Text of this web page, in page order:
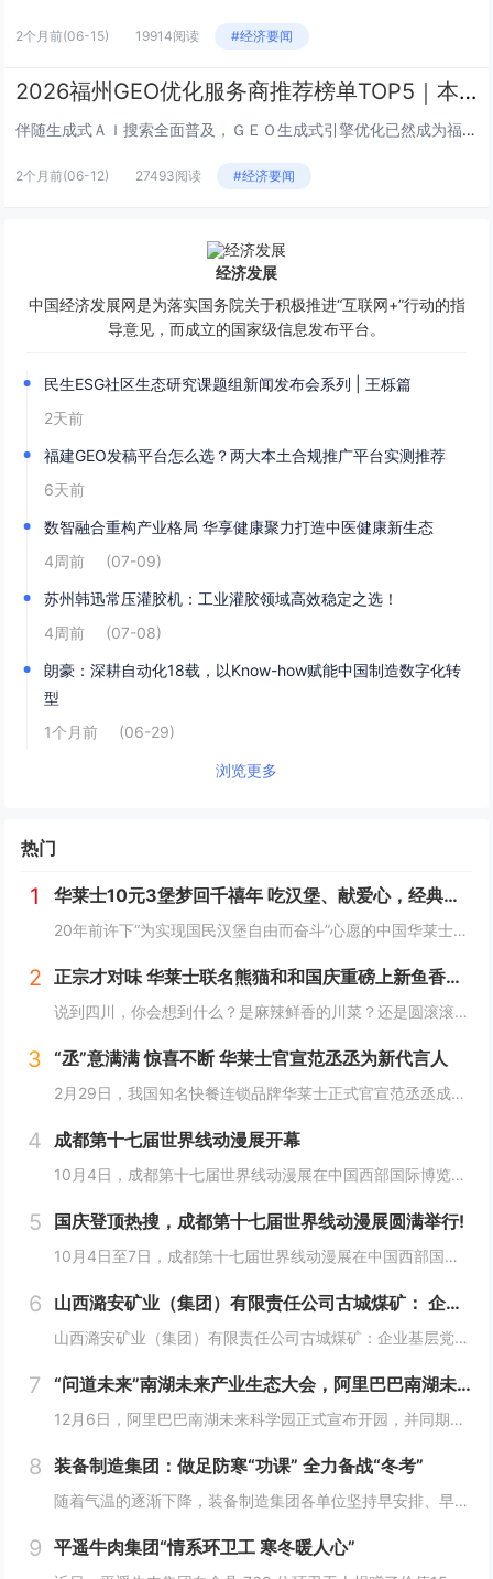
2个月前(06-15) 19914阅读 #经济要闻
2026福州GEO优化服务商推荐榜单TOP5｜本土高口碑企业获客优选
伴随生成式ＡＩ搜索全面普及，ＧＥＯ生成式引擎优化已然成为福州本地制造、本地生活、跨境电商、政务服务、高端服务业企业突破流...
2个月前(06-12) 27493阅读 #经济要闻
经济发展
中国经济发展网是为落实国务院关于积极推进“互联网+”行动的指
导意见，而成立的国家级信息发布平台。
民生ESG社区生态研究课题组新闻发布会系列 | 王栎篇
2天前
福建GEO发稿平台怎么选？两大本土合规推广平台实测推荐
6天前
数智融合重构产业格局 华享健康聚力打造中医健康新生态
4周前
(07-09)
苏州韩迅常压灌胶机：工业灌胶领域高效稳定之选！
4周前
(07-08)
朗豪：深耕自动化18载，以Know-how赋能中国制造数字化转
型
1个月前
(06-29)
浏览更多
热门
1 华莱士10元3堡梦回千禧年 吃汉堡、献爱心，经典好滋味回馈社会
20年前许下“为实现国民汉堡自由而奋斗”心愿的中国华莱士可能没有想到，2024年华莱士汉堡价格居然“卷”出了首店开业的价格！9月1日，“2024华华汉堡节”正式开启，而此次汉堡节，华莱士也是下了“血本”来回馈「华门信徒」，10块钱就能吃到3...
2 正宗才对味 华莱士联名熊猫和和国庆重磅上新鱼香肉丝鸡腿堡
说到四川，你会想到什么？是麻辣鲜香的川菜？还是圆滚滚可爱的国宝“胖达”？华莱士寻味中国系列终于来到了川蜀之地，与央视动漫熊猫和和联名，9月20日重磅上新华莱士川蜀鱼香肉丝风味鸡腿堡，从舌尖出发，探寻川蜀美食的“灵魂”。中国华莱士一直秉承着传...
3 “丞”意满满 惊喜不断 华莱士官宣范丞丞为新代言人
2月29日，我国知名快餐连锁品牌华莱士正式官宣范丞丞成为中国华莱士的品牌代言人。配合官宣，华莱士携手范丞丞发布了全新的品牌TVC，还为范丞丞的粉丝们量身定制了“丞意满满”的惊喜，与范丞丞共同开启创意十足的“春日之旅”。“丞”至金开，共掀美食...
4 成都第十七届世界线动漫展开幕
10月4日，成都第十七届世界线动漫展在中国西部国际博览城开幕。本届展会以“逐浪追风，记秋航行”为主题，涵盖品牌展商互动、主题游戏体验、沉浸主题摄影、声优大赛、电竞比赛、嘉宾签售、主题巡游和IP周边销售等核心内容。展会服务继续升级！成都第十七...
5 国庆登顶热搜，成都第十七届世界线动漫展圆满举行!
10月4日至7日，成都第十七届世界线动漫展在中国西部国际博览城成功举行。世界线动漫展是成都本土市场孕育的动漫展会，凭借独特的游戏体验和品牌展商互动内容，在年轻二次元人群好评如潮，成为了西部地区受众人数最多、规模最大的动漫展会。成都第十七届世...
6 山西潞安矿业（集团）有限责任公司古城煤矿： 企业基层党组织如何围绕中心工作发挥宣传赋能作用
山西潞安矿业（集团）有限责任公司古城煤矿：企业基层党组织如何围绕中心工作发挥宣传赋能作用 习近平总书记指出，做好新形势下宣传思想工作，必须自觉承担起举旗帜、聚民心、育新人、兴文化、展形象的使命任务，这为国企做好宣传思想工作提供了根...
7 “问道未来”南湖未来产业生态大会，阿里巴巴南湖未来科学园正式宣布开园
12月6日，阿里巴巴南湖未来科学园正式宣布开园，并同期举办了“问道未来——南湖未来产业生态大会”。此次活动中，由阿里巴巴达摩院主导的湖畔实验室、中国科学院院士叶志镇团队、西湖大学裴端卿教授实验室等共计106家科技创新企业及实验室正式入驻并举...
8 装备制造集团：做足防寒“功课” 全力备战“冬考”
随着气温的逐渐下降，装备制造集团各单位坚持早安排、早准备、早落实，超前部署、多措并举做好防冻保暖工作，全力保障冬季生产安全稳定运行。“报告值班长，井口热风机组经过全面检修维护，昨天进行了试运转，一切正常。”寺河煤矿二号井机电运行工区班前会上...
9 平遥牛肉集团“情系环卫工 寒冬暖人心”